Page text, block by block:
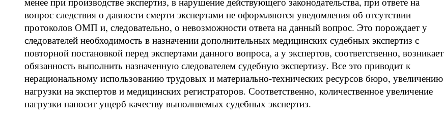
вопрос следствия о давности смерти экспертами не оформляются уведомления об отсутствии
протоколов ОМП и, следовательно, о невозможности ответа на данный вопрос. Это порождает у
следователей необходимость в назначении дополнительных медицинских судебных экспертиз с
повторной постановкой перед экспертами данного вопроса, а у экспертов, соответственно, возникает
обязанность выполнить назначенную следователем судебную экспертизу. Все это приводит к
нерациональному использованию трудовых и материально-технических ресурсов бюро, увеличению
нагрузки на экспертов и медицинских регистраторов. Соответственно, количественное увеличение
нагрузки наносит ущерб качеству выполняемых судебных экспертиз.